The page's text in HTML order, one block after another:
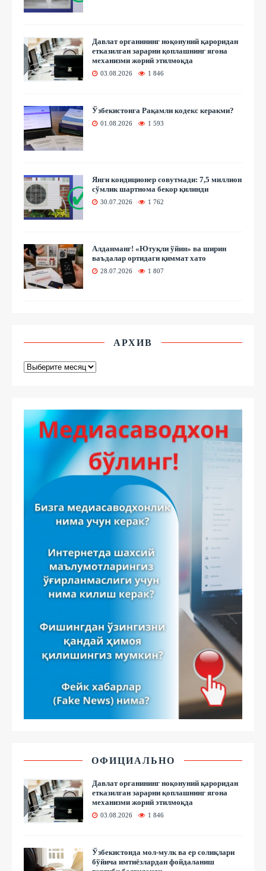
Давлат органининг ноқонуний қароридан
етказилган зарарни қоплашнинг ягона
механизми жорий этилмоқда
03.08.2026 1 846
Ўзбекистонга Рақамли кодекс керакми?
01.08.2026 1 593
Янги кондиционер совутмади: 7,5 миллион
сўмлик шартнома бекор қилинди
30.07.2026 1 762
Алданманг! «Ютуқли ўйин» ва ширин
ваъдалар ортидаги қиммат хато
28.07.2026 1 807
АРХИВ
ОФИЦИАЛЬНО
Давлат органининг ноқонуний қароридан
етказилган зарарни қоплашнинг ягона
механизми жорий этилмоқда
03.08.2026 1 846
Ўзбекистонда мол-мулк ва ер солиқлари
бўйича имтиёзлардан фойдаланиш